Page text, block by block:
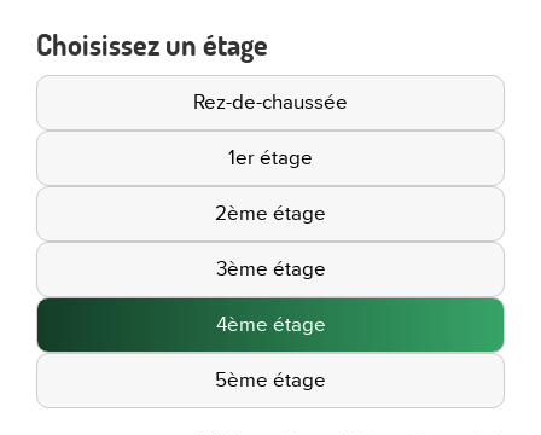
Choisissez un étage
Rez-de-chaussée
1er étage
2ème étage
3ème étage
4ème étage
5ème étage